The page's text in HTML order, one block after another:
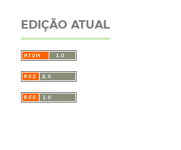
EDIÇÃO ATUAL